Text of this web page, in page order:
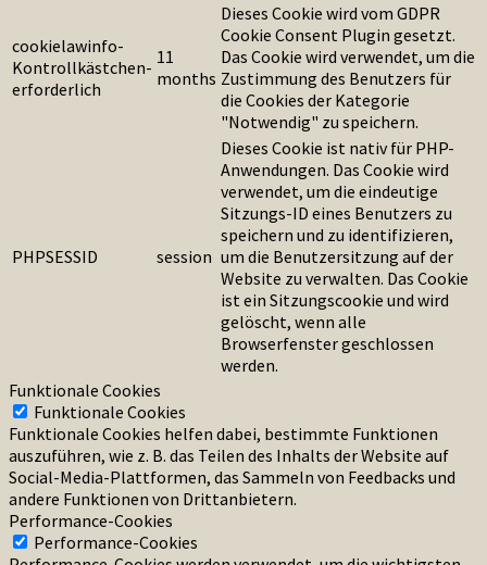
cookielawinfo-
Kontrollkästchen-
erforderlich
11
months
Dieses Cookie wird vom GDPR
Cookie Consent Plugin gesetzt.
Das Cookie wird verwendet, um die
Zustimmung des Benutzers für
die Cookies der Kategorie
"Notwendig" zu speichern.
PHPSESSID session
Dieses Cookie ist nativ für PHP-
Anwendungen. Das Cookie wird
verwendet, um die eindeutige
Sitzungs-ID eines Benutzers zu
speichern und zu identifizieren,
um die Benutzersitzung auf der
Website zu verwalten. Das Cookie
ist ein Sitzungscookie und wird
gelöscht, wenn alle
Browserfenster geschlossen
werden.
Funktionale Cookies
Funktionale Cookies
Funktionale Cookies helfen dabei, bestimmte Funktionen
auszuführen, wie z. B. das Teilen des Inhalts der Website auf
Social-Media-Plattformen, das Sammeln von Feedbacks und
andere Funktionen von Drittanbietern.
Performance-Cookies
Performance-Cookies